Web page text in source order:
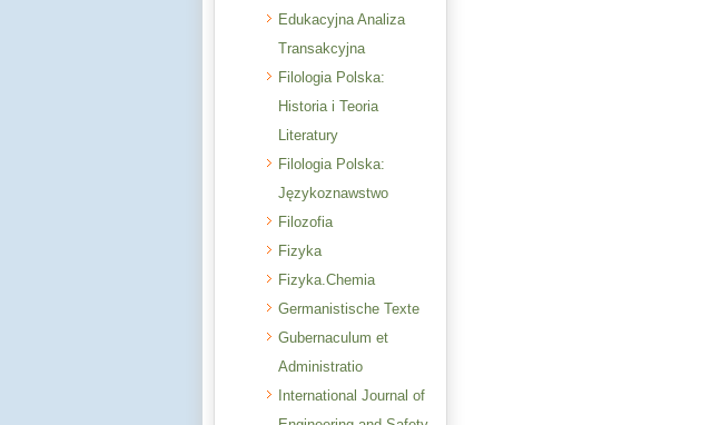
Edukacyjna Analiza
Transakcyjna
Filologia Polska:
Historia i Teoria
Literatury
Filologia Polska:
Językoznawstwo
Filozofia
Fizyka
Fizyka.Chemia
Germanistische Texte
Gubernaculum et
Administratio
International Journal of